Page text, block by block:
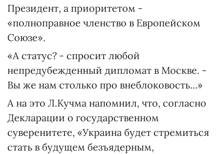
Президент, а приоритетом -
«полноправное членство в Европейском
Союзе».
«А статус? - спросит любой
непредубежденный дипломат в Москве. -
Вы же нам столько про внеблоковость...»
А на это Л.Кучма напомнил, что, согласно
Декларации о государственном
суверенитете, «Украина будет стремиться
стать в будущем безъядерным,